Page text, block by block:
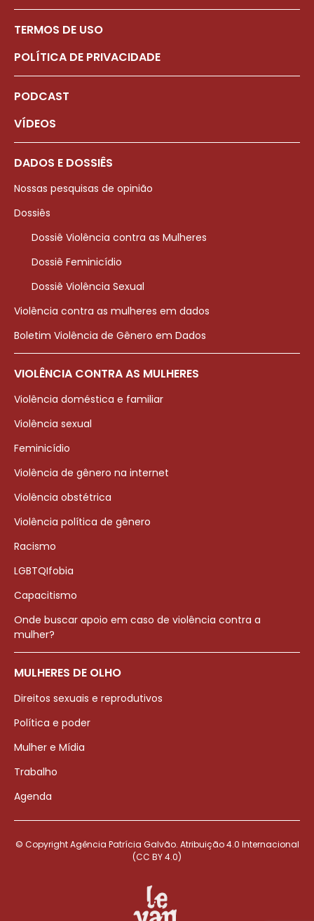
TERMOS DE USO
POLÍTICA DE PRIVACIDADE
PODCAST
VÍDEOS
DADOS E DOSSIÊS
Nossas pesquisas de opinião
Dossiês
Dossiê Violência contra as Mulheres
Dossiê Feminicídio
Dossiê Violência Sexual
Violência contra as mulheres em dados
Boletim Violência de Gênero em Dados
VIOLÊNCIA CONTRA AS MULHERES
Violência doméstica e familiar
Violência sexual
Feminicídio
Violência de gênero na internet
Violência obstétrica
Violência política de gênero
Racismo
LGBTQIfobia
Capacitismo
Onde buscar apoio em caso de violência contra a
mulher?
MULHERES DE OLHO
Direitos sexuais e reprodutivos
Política e poder
Mulher e Mídia
Trabalho
Agenda
© Copyright Agência Patrícia Galvão. Atribuição 4.0 Internacional
(CC BY 4.0)